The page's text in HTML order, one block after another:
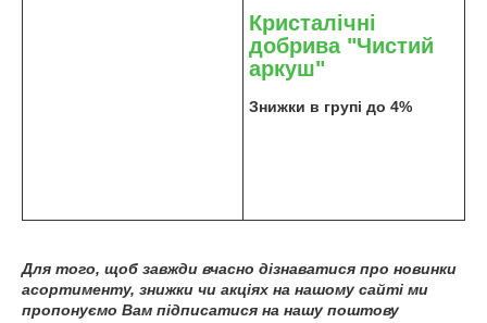
Кристалічні
добрива "Чистий
аркуш"
Знижки в групі до 4%
Для того, щоб завжди вчасно дізнаватися про новинки
асортименту, знижки чи акціях на нашому сайті ми
пропонуємо Вам підписатися на нашу поштову